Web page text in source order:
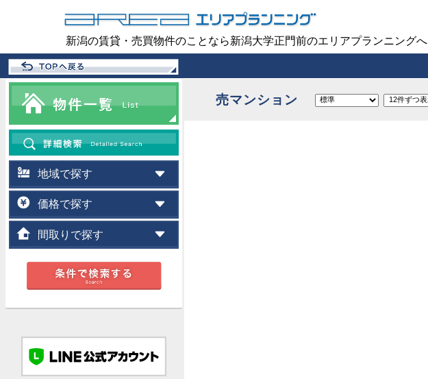
新潟の賃貸・売買物件のことなら新潟大学正門前のエリアプランニングへ
売マンション
地域で探す
価格で探す
間取りで探す